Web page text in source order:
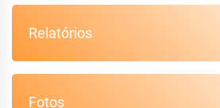
Relatórios
Fotos